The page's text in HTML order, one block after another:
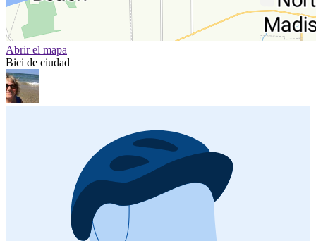
Abrir el mapa
Bici de ciudad